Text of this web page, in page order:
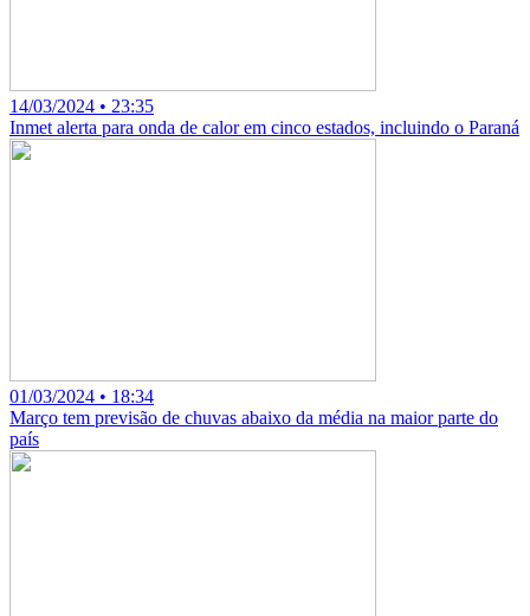
14/03/2024 • 23:35
Inmet alerta para onda de calor em cinco estados, incluindo o Paraná
01/03/2024 • 18:34
Março tem previsão de chuvas abaixo da média na maior parte do
país